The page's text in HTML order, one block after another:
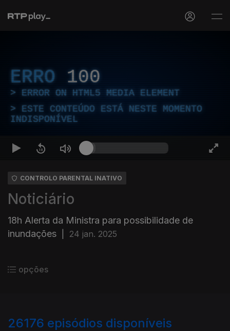
ERRO 100
ERROR ON HTML5 MEDIA ELEMENT
ESTE CONTEÚDO ESTÁ NESTE MOMENTO
INDISPONÍVEL
CONTROLO PARENTAL INATIVO
Noticiário
18h Alerta da Ministra para possibilidade de
inundações
24 jan. 2025
opções
26176 episódios disponíveis